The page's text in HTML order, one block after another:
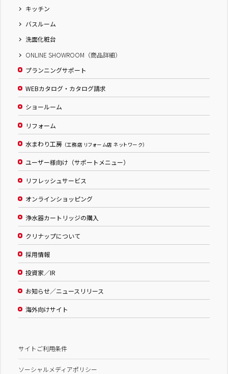
キッチン
バスルーム
洗面化粧台
ONLINE SHOWROOM（商品詳細）
プランニングサポート
WEBカタログ・カタログ請求
ショールーム
リフォーム
水まわり工房 （工務店 リフォーム店 ネットワーク）
ユーザー様向け（サポートメニュー）
リフレッシュサービス
オンラインショッピング
浄水器カートリッジの購入
クリナップについて
採用情報
投資家／IR
お知らせ／ニュースリリース
海外向けサイト
サイトご利用条件
ソーシャルメディアポリシー